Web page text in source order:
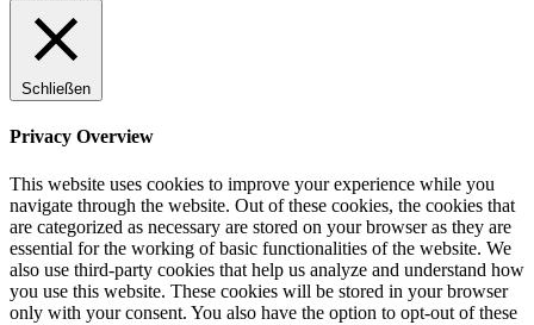
Schließen
Privacy Overview
This website uses cookies to improve your experience while you
navigate through the website. Out of these cookies, the cookies that
are categorized as necessary are stored on your browser as they are
essential for the working of basic functionalities of the website. We
also use third-party cookies that help us analyze and understand how
you use this website. These cookies will be stored in your browser
only with your consent. You also have the option to opt-out of these